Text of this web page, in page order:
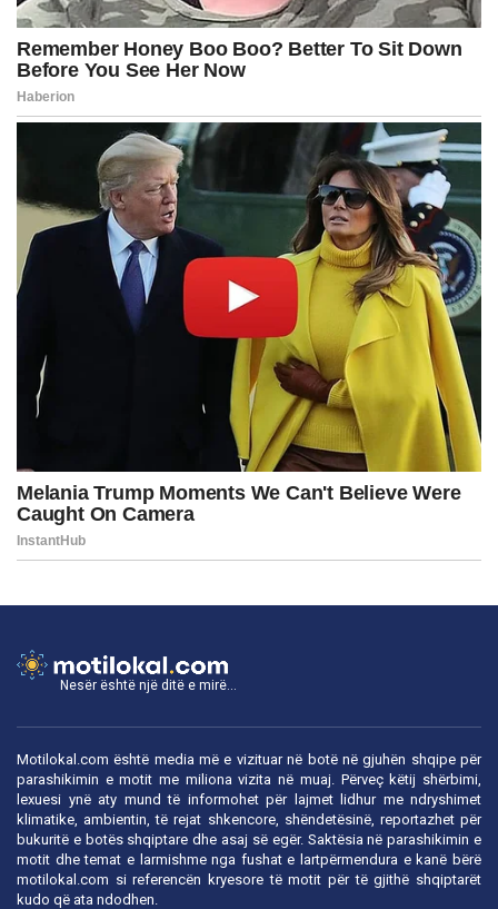
Nesër është një ditë e mirë...
Motilokal.com është media më e vizituar në botë në gjuhën shqipe për
parashikimin e motit me miliona vizita në muaj. Përveç këtij shërbimi,
lexuesi ynë aty mund të informohet për lajmet lidhur me ndryshimet
klimatike, ambientin, të rejat shkencore, shëndetësinë, reportazhet për
bukuritë e botës shqiptare dhe asaj së egër. Saktësia në parashikimin e
motit dhe temat e larmishme nga fushat e lartpërmendura e kanë bërë
motilokal.com si referencën kryesore të motit për të gjithë shqiptarët
kudo që ata ndodhen.